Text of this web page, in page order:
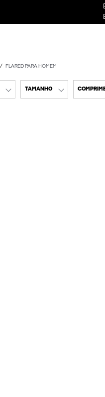
FLARED PARA HOMEM
TAMANHO